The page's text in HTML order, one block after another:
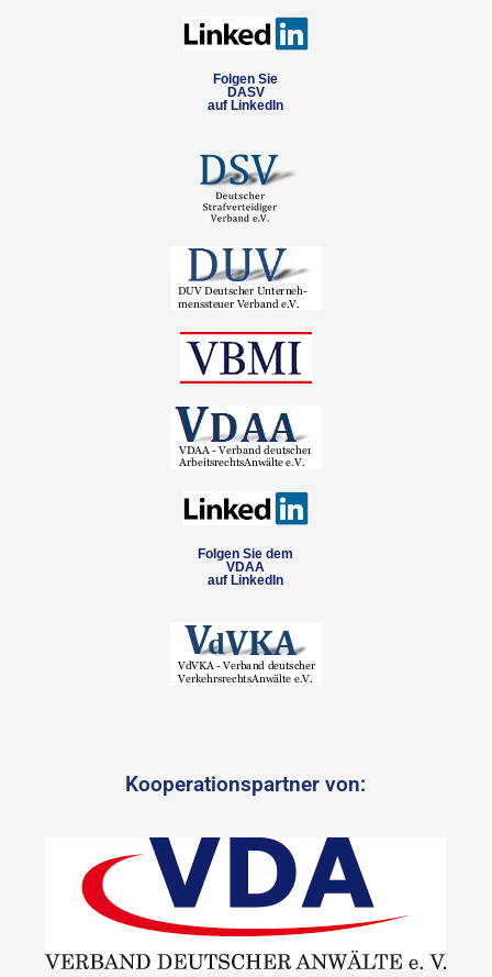
Folgen Sie
DASV
auf LinkedIn
Folgen Sie dem
VDAA
auf LinkedIn
Kooperationspartner von: